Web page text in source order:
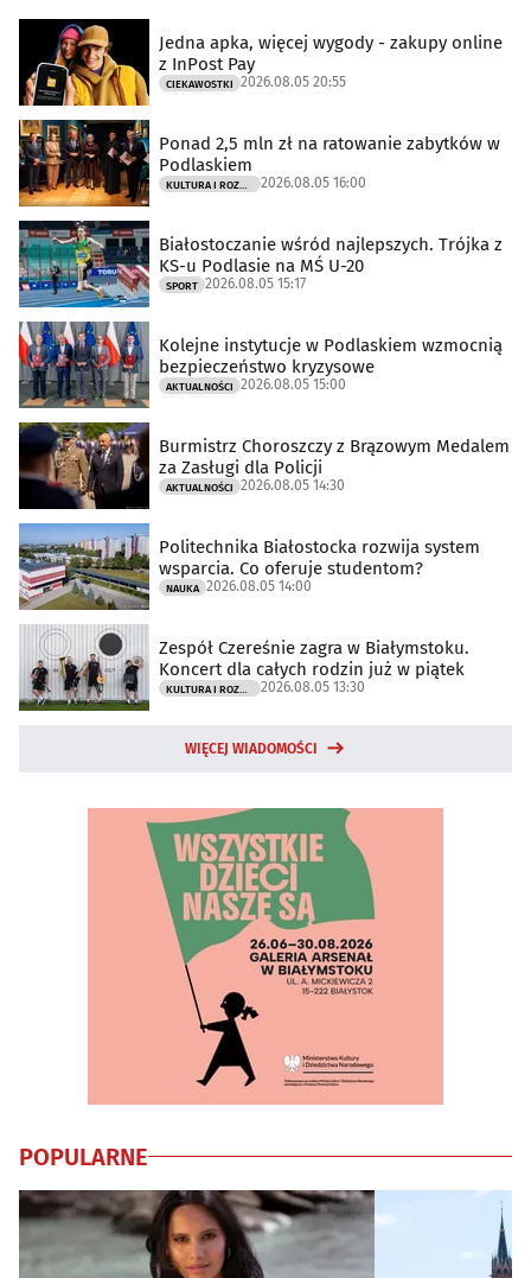
Jedna apka, więcej wygody - zakupy online
z InPost Pay
CIEKAWOSTKI 2026.08.05 20:55
Ponad 2,5 mln zł na ratowanie zabytków w
Podlaskiem
KULTURA I ROZRYWKA 2026.08.05 16:00
Białostoczanie wśród najlepszych. Trójka z
KS-u Podlasie na MŚ U-20
SPORT 2026.08.05 15:17
Kolejne instytucje w Podlaskiem wzmocnią
bezpieczeństwo kryzysowe
AKTUALNOŚCI 2026.08.05 15:00
Burmistrz Choroszczy z Brązowym Medalem
za Zasługi dla Policji
AKTUALNOŚCI 2026.08.05 14:30
Politechnika Białostocka rozwija system
wsparcia. Co oferuje studentom?
NAUKA 2026.08.05 14:00
Zespół Czereśnie zagra w Białymstoku.
Koncert dla całych rodzin już w piątek
KULTURA I ROZRYWKA 2026.08.05 13:30
WIĘCEJ WIADOMOŚCI
POPULARNE